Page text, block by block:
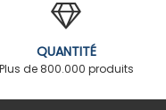
QUANTITÉ
Plus de 800.000 produits